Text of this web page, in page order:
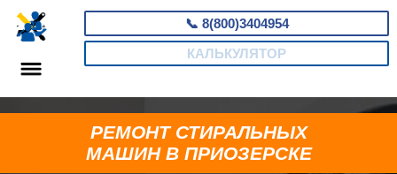
📞 8(800)3404954
КАЛЬКУЛЯТОР
РЕМОНТ СТИРАЛЬНЫХ
МАШИН В ПРИОЗЕРСКЕ